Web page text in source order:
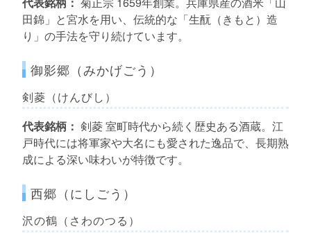
田錦」と宮水を用い、伝統的な「生酛（きもと）造
り」の手法を守り続けています。
御影郷（みかげごう）
剣菱（けんびし）
代表銘柄： 剣菱 室町時代から続く歴史ある酒蔵。江
戸時代には将軍家や大名にも愛された逸品で、長期熟
成による深い味わいが特徴です。
西郷（にしごう）
沢の鶴（さわのつる）